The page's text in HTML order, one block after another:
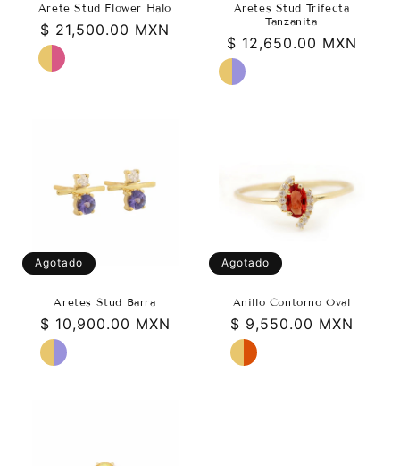
Arete Stud Flower Halo
Precio
habitual
$ 21,500.00 MXN
Aretes Stud Trifecta
Tanzanita
Precio
habitual
$ 12,650.00 MXN
Agotado
Aretes Stud Barra
Precio
habitual
$ 10,900.00 MXN
Agotado
Anillo Contorno Oval
Precio
habitual
$ 9,550.00 MXN